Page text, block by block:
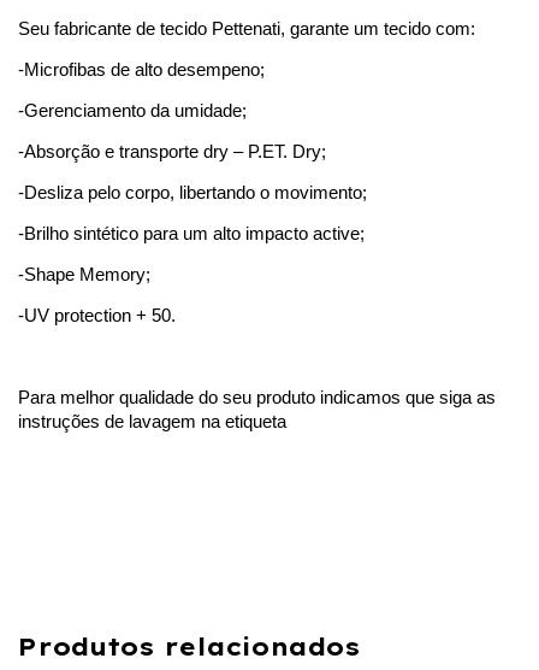
Seu fabricante de tecido Pettenati, garante um tecido com:
-Microfibas de alto desempeno;
-Gerenciamento da umidade;
-Absorção e transporte dry – P.ET. Dry;
-Desliza pelo corpo, libertando o movimento;
-Brilho sintético para um alto impacto active;
-Shape Memory;
-UV protection + 50.
Para melhor qualidade do seu produto indicamos que siga as
instruções de lavagem na etiqueta
Produtos relacionados